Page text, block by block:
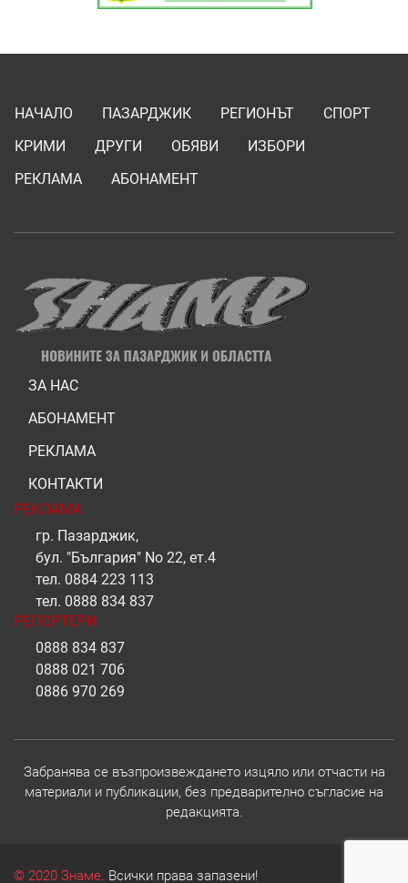
НАЧАЛО ПАЗАРДЖИК РЕГИОНЪТ
СПОРТ
КРИМИ
ДРУГИ ОБЯВИ
ИЗБОРИ
РЕКЛАМА
АБОНАМЕНТ
ЗА НАС
АБОНАМЕНТ
РЕКЛАМА
КОНТАКТИ
РЕКЛАМА
гр. Пазарджик,
бул. "България" No 22, ет.4
тел. 0884 223 113
тел. 0888 834 837
РЕПОРТЕРИ
0888 834 837
0888 021 706
0886 970 269
Забранява се възпроизвеждането изцяло или отчасти на
материали и публикации, без предварително съгласие на
редакцията.
© 2020 Знаме. Всички права запазени!